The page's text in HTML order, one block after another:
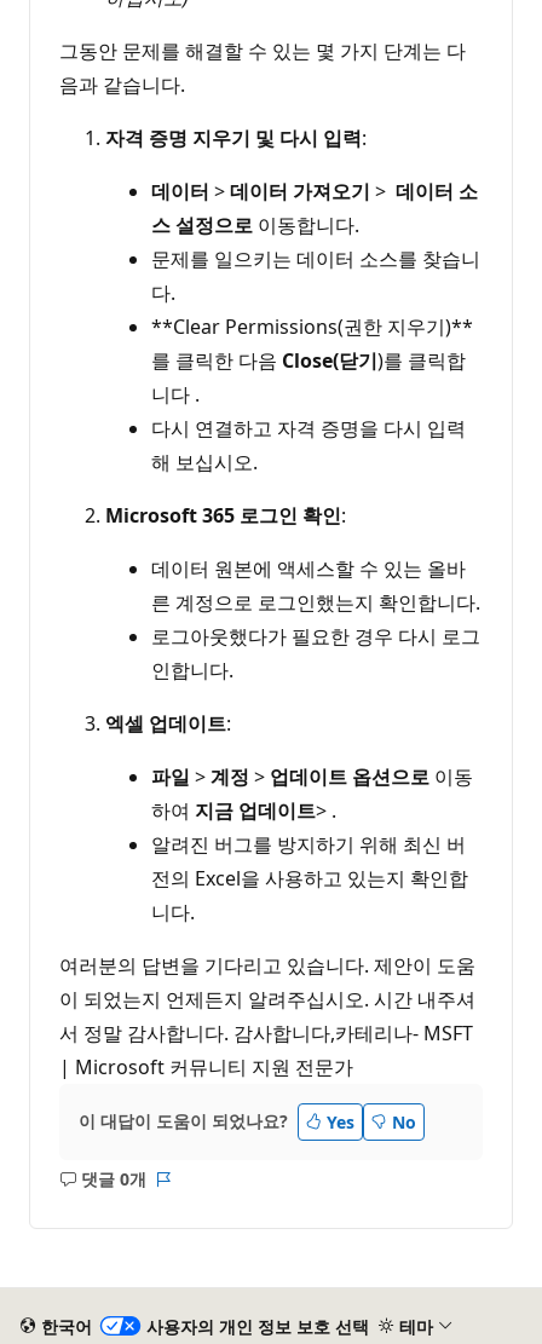
그동안 문제를 해결할 수 있는 몇 가지 단계는 다
음과 같습니다.
자격 증명 지우기 및 다시 입력:
데이터 >데이터 가져오기 > 데이터 소
스 설정으로 이동합니다.
문제를 일으키는 데이터 소스를 찾습니
다.
**Clear Permissions(권한 지우기)**
를 클릭한 다음 Close(닫기)를 클릭합
니다 .
다시 연결하고 자격 증명을 다시 입력
해 보십시오.
Microsoft 365 로그인 확인:
데이터 원본에 액세스할 수 있는 올바
른 계정으로 로그인했는지 확인합니다.
로그아웃했다가 필요한 경우 다시 로그
인합니다.
엑셀 업데이트:
파일 >계정 > 업데이트 옵션으로 이동
하여 지금 업데이트> .
알려진 버그를 방지하기 위해 최신 버
전의 Excel을 사용하고 있는지 확인합
니다.
여러분의 답변을 기다리고 있습니다. 제안이 도움
이 되었는지 언제든지 알려주십시오. 시간 내주셔
서 정말 감사합니다. 감사합니다,카테리나- MSFT
| Microsoft 커뮤니티 지원 전문가
이 대답이 도움이 되었나요? Yes No
댓글 0개
설
한국어 사용자의 개인 정보 보호 선택 테마